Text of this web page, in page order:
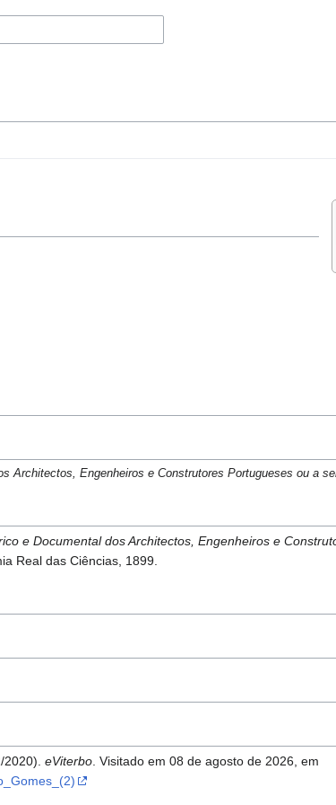
Architectos, Engenheiros e Construtores Portugueses ou a
e Documental dos Architectos, Engenheiros e
Real das Ciências, 1899.
2020).eViterbo. Visitado em 08 de agosto de 2026, em